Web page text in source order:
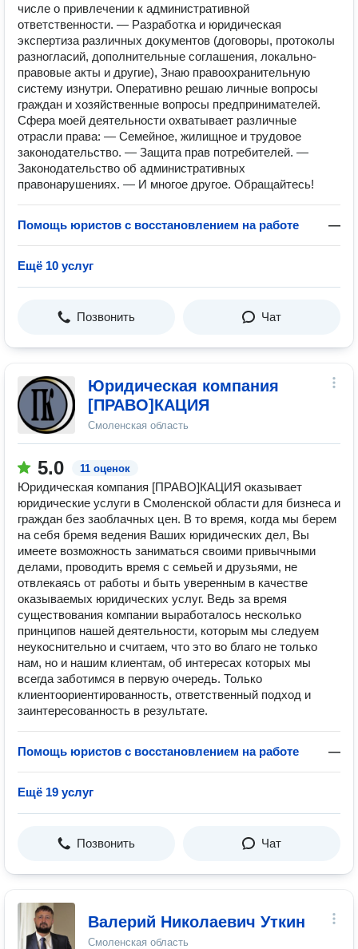
числе о привлечении к административной
ответственности. — Разработка и юридическая
экспертиза различных документов (договоры, протоколы
разногласий, дополнительные соглашения, локально-
правовые акты и другие), Знаю правоохранительную
систему изнутри. Оперативно решаю личные вопросы
граждан и хозяйственные вопросы предпринимателей.
Сфера моей деятельности охватывает различные
отрасли права: — Семейное, жилищное и трудовое
законодательство. — Защита прав потребителей. —
Законодательство об административных
правонарушениях. — И многое другое. Обращайтесь!
Помощь юристов с восстановлением на работе —
Ещё 10 услуг
Позвонить Чат
Юридическая компания
[ПРАВО]КАЦИЯ
Смоленская область
5.0 11 оценок
Юридическая компания [ПРАВО]КАЦИЯ оказывает
юридические услуги в Смоленской области для бизнеса и
граждан без заоблачных цен. В то время, когда мы берем
на себя бремя ведения Ваших юридических дел, Вы
имеете возможность заниматься своими привычными
делами, проводить время с семьей и друзьями, не
отвлекаясь от работы и быть уверенным в качестве
оказываемых юридических услуг. Ведь за время
существования компании выработалось несколько
принципов нашей деятельности, которым мы следуем
неукоснительно и считаем, что это во благо не только
нам, но и нашим клиентам, об интересах которых мы
всегда заботимся в первую очередь. Только
клиентоориентированность, ответственный подход и
заинтересованность в результате.
Помощь юристов с восстановлением на работе —
Ещё 19 услуг
Позвонить Чат
Валерий Николаевич Уткин
Смоленская область